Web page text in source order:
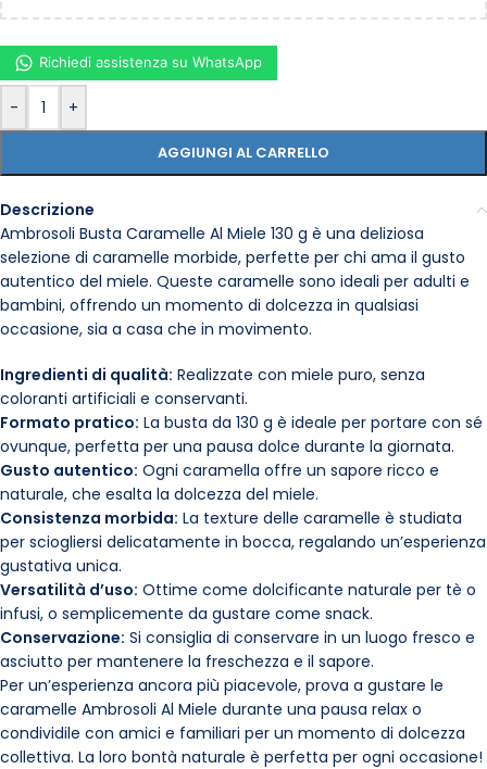
- +
AGGIUNGI AL CARRELLO
Richiedi assistenza su WhatsApp
Descrizione
Ambrosoli Busta Caramelle Al Miele 130 g è una deliziosa
selezione di caramelle morbide, perfette per chi ama il gusto
autentico del miele. Queste caramelle sono ideali per adulti e
bambini, offrendo un momento di dolcezza in qualsiasi
occasione, sia a casa che in movimento.
Ingredienti di qualità: Realizzate con miele puro, senza
coloranti artificiali e conservanti.
Formato pratico: La busta da 130 g è ideale per portare con sé
ovunque, perfetta per una pausa dolce durante la giornata.
Gusto autentico: Ogni caramella offre un sapore ricco e
naturale, che esalta la dolcezza del miele.
Consistenza morbida: La texture delle caramelle è studiata
per sciogliersi delicatamente in bocca, regalando un’esperienza
gustativa unica.
Versatilità d’uso: Ottime come dolcificante naturale per tè o
infusi, o semplicemente da gustare come snack.
Conservazione: Si consiglia di conservare in un luogo fresco e
asciutto per mantenere la freschezza e il sapore.
Per un’esperienza ancora più piacevole, prova a gustare le
caramelle Ambrosoli Al Miele durante una pausa relax o
condividile con amici e familiari per un momento di dolcezza
collettiva. La loro bontà naturale è perfetta per ogni occasione!